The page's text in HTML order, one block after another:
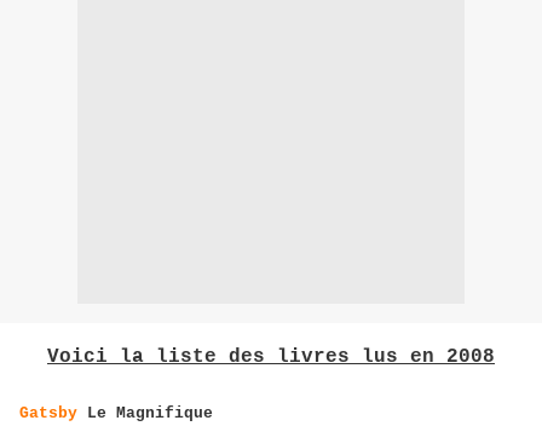
Voici la liste des livres lus en 2008
Gatsby Le Magnifique